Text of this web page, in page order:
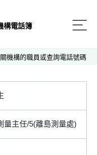
構電話簿
機構的職員或查詢電話號碼
量主任/5(離島測量處)